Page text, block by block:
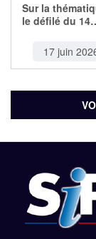
Sur la
le défilé du
17 juin